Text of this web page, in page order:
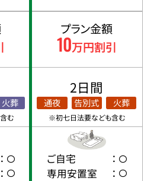
火葬
む
：
：
プラン金額
10万円割引
2日間
通夜 告別式 火葬
※初七日法要なども含む
ご自宅
：
専用安置室
：